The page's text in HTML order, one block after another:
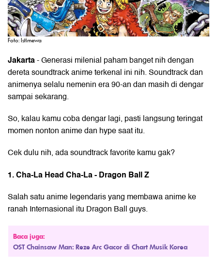
Foto: Istimewa
Jakarta- Generasi milenial paham banget nih dengan
dereta soundtrackanimeterkenal ini nih. Soundtrack dan
animenya selalu nemenin era 90-an dan masih di dengar
sampai sekarang.
So, kalau kamu coba dengar lagi, pasti langsung teringat
momen nonton anime dan hype saat itu.
Cek dulu nih, ada soundtrack favorite kamu gak?
1. Cha-La Head Cha-La - Dragon Ball Z
Salah satu anime legendaris yang membawa anime ke
ranah Internasional itu Dragon Ballguys.
Baca juga:
OST Chainsaw Man: Reze Arc Gacor di Chart Musik Korea